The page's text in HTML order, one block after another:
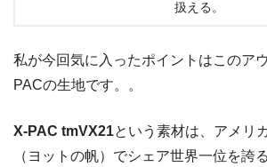
扱える。
私が今回気に入ったポイントはこのア
PACの生地です。。
X-PAC tmVX21という素材は、アメリ
（ヨットの帆）でシェア世界一位を誇る